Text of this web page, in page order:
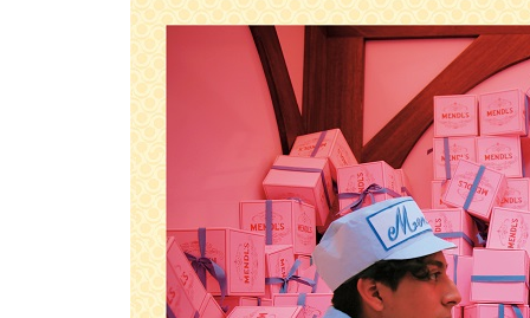
웨스 앤더슨의 4:3 챌린지 by 데이비드 보드웰 …
십자 펜 협회 … 251
옮긴이의 말 … 252
감사의 말 … 254